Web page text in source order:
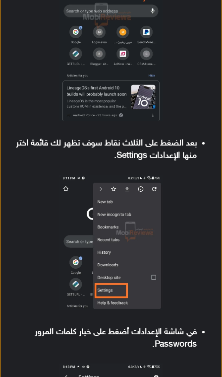
بعد الضغط على الثلاث نقاط سوف تظهر لك قائمة اختر
منها الإعدادات Settings.
في شاشة الإعدادات أضغط على خيار كلمات المرور
Passwords.